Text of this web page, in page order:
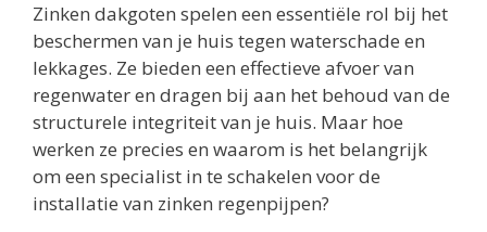
Zinken dakgoten spelen een essentiële rol bij het
beschermen van je huis tegen waterschade en
lekkages. Ze bieden een effectieve afvoer van
regenwater en dragen bij aan het behoud van de
structurele integriteit van je huis. Maar hoe
werken ze precies en waarom is het belangrijk
om een specialist in te schakelen voor de
installatie van zinken regenpijpen?